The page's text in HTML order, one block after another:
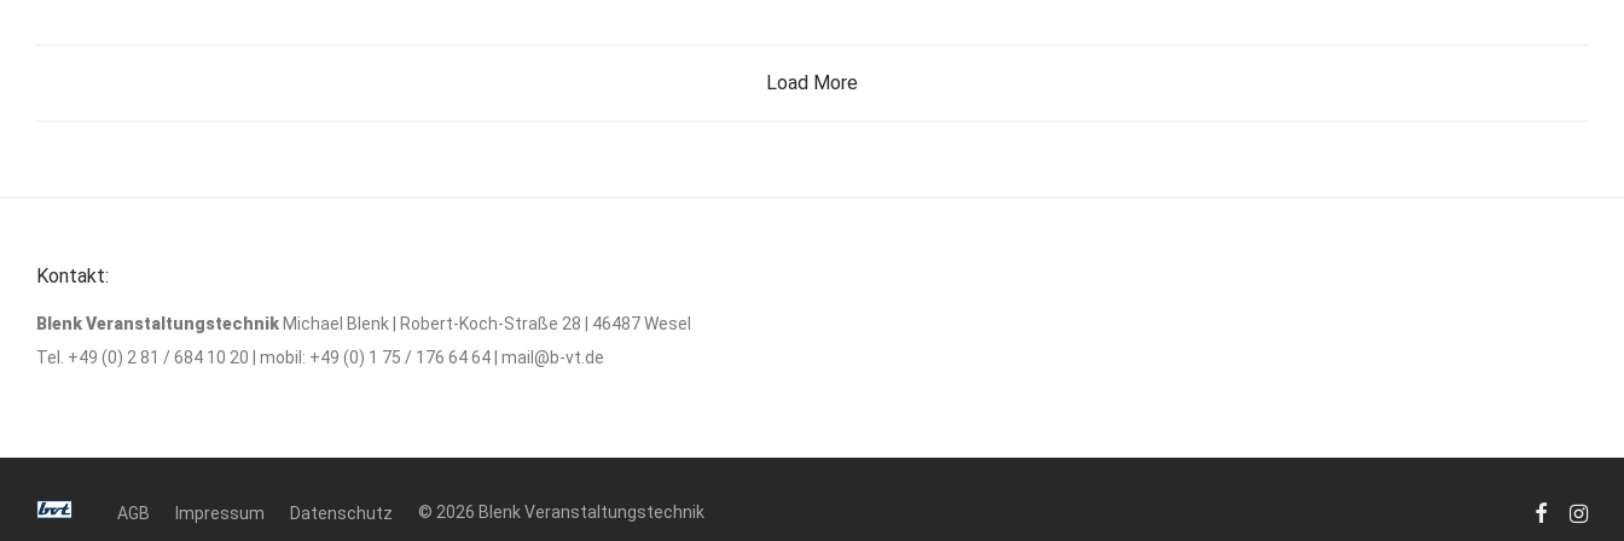
Load More
Kontakt:
Blenk Veranstaltungstechnik Michael Blenk | Robert-Koch-Straße 28 | 46487 Wesel
Tel. +49 (0) 2 81 / 684 10 20 | mobil: +49 (0) 1 75 / 176 64 64 | mail@b-vt.de
AGB Impressum Datenschutz © 2026 Blenk Veranstaltungstechnik